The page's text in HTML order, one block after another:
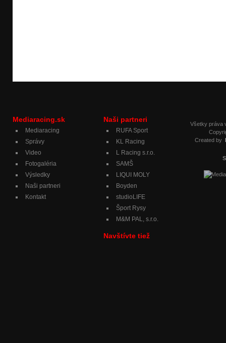
Mediaracing.sk
Mediaracing
Správy
Video
Fotogaléria
Výsledky
Naši partneri
Kontakt
Všetky práva
Created by
Naši partneri
RUFA Sport
KL Racing
L Racing s.r.o.
SAMŠ
LIQUI MOLY
Boyden
studioLIFE
Šport Rysy
M&M PAL, s.r.o.
Navštívte tiež